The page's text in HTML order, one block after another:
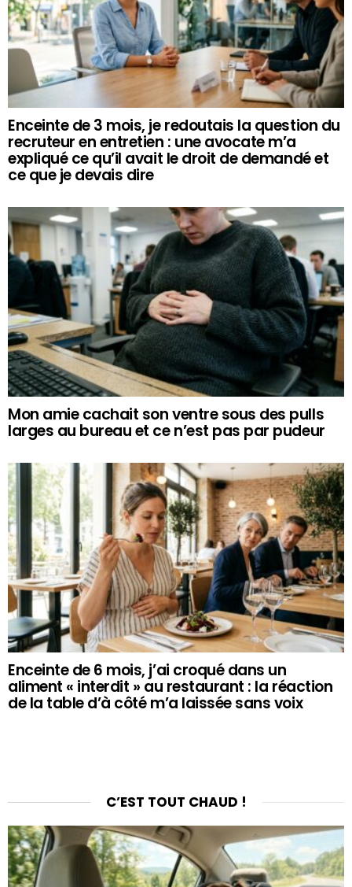
Enceinte de 3 mois, je redoutais la question du
recruteur en entretien : une avocate m’a
expliqué ce qu’il avait le droit de demandé et
ce que je devais dire
Mon amie cachait son ventre sous des pulls
larges au bureau et ce n’est pas par pudeur
Enceinte de 6 mois, j’ai croqué dans un
aliment « interdit » au restaurant : la réaction
de la table d’à côté m’a laissée sans voix
C’EST TOUT CHAUD !